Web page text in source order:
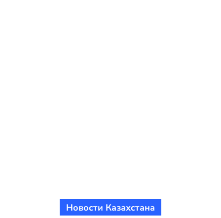
Новости Казахстана